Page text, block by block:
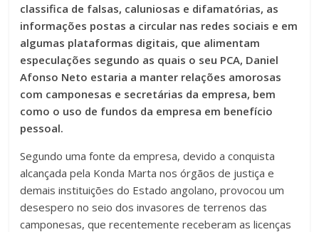
classifica de falsas, caluniosas e difamatórias, as
informações postas a circular nas redes sociais e em
algumas plataformas digitais, que alimentam
especulações segundo as quais o seu PCA, Daniel
Afonso Neto estaria a manter relações amorosas
com camponesas e secretárias da empresa, bem
como o uso de fundos da empresa em benefício
pessoal.
Segundo uma fonte da empresa, devido a conquista
alcançada pela Konda Marta nos órgãos de justiça e
demais instituições do Estado angolano, provocou um
desespero no seio dos invasores de terrenos das
camponesas, que recentemente receberam as licenças